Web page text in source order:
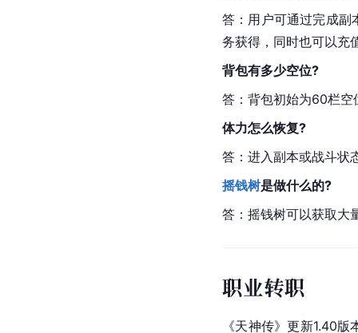
答：用户可通过完成副
务获得，同时也可以充
背包有多少空位?
答：背包初始为60栏空
体力怎么恢复?
答：进入副本或战斗状
摇钱树是做什么的?
答：摇钱树可以获取大
职业转职
《天神传》更新1.40